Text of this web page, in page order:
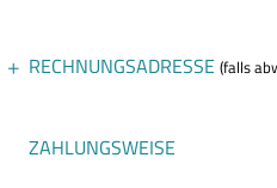
RECHNUNGSADRESSE (falls
ZAHLUNGSWEISE